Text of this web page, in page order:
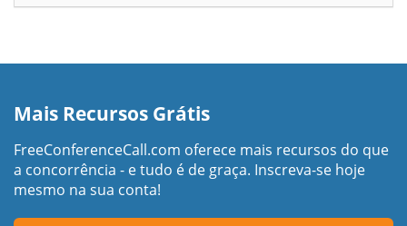
Mais Recursos Grátis
FreeConferenceCall.com oferece mais recursos do que
a concorrência - e tudo é de graça. Inscreva-se hoje
mesmo na sua conta!